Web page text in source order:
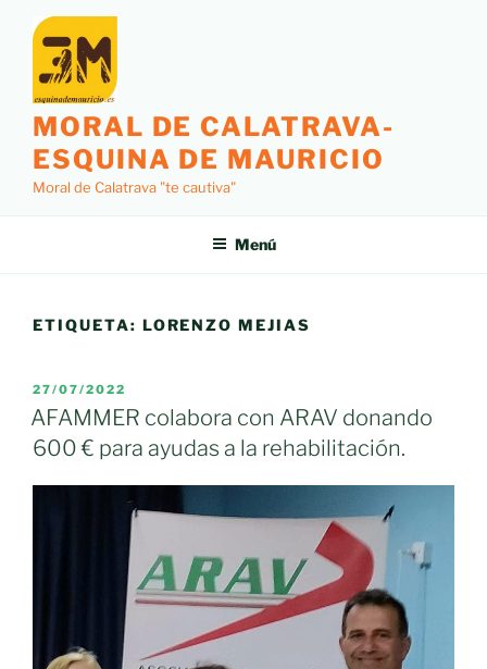
contenido
MORAL DE CALATRAVA-
ESQUINA DE MAURICIO
Moral de Calatrava "te cautiva"
Menú
ETIQUETA: LORENZO MEJIAS
PUBLICADO
EL
27/07/2022
AFAMMER colabora con ARAV donando
600 € para ayudas a la rehabilitación.